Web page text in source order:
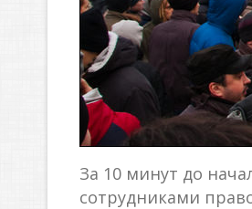
За 10 минут до
сотрудниками